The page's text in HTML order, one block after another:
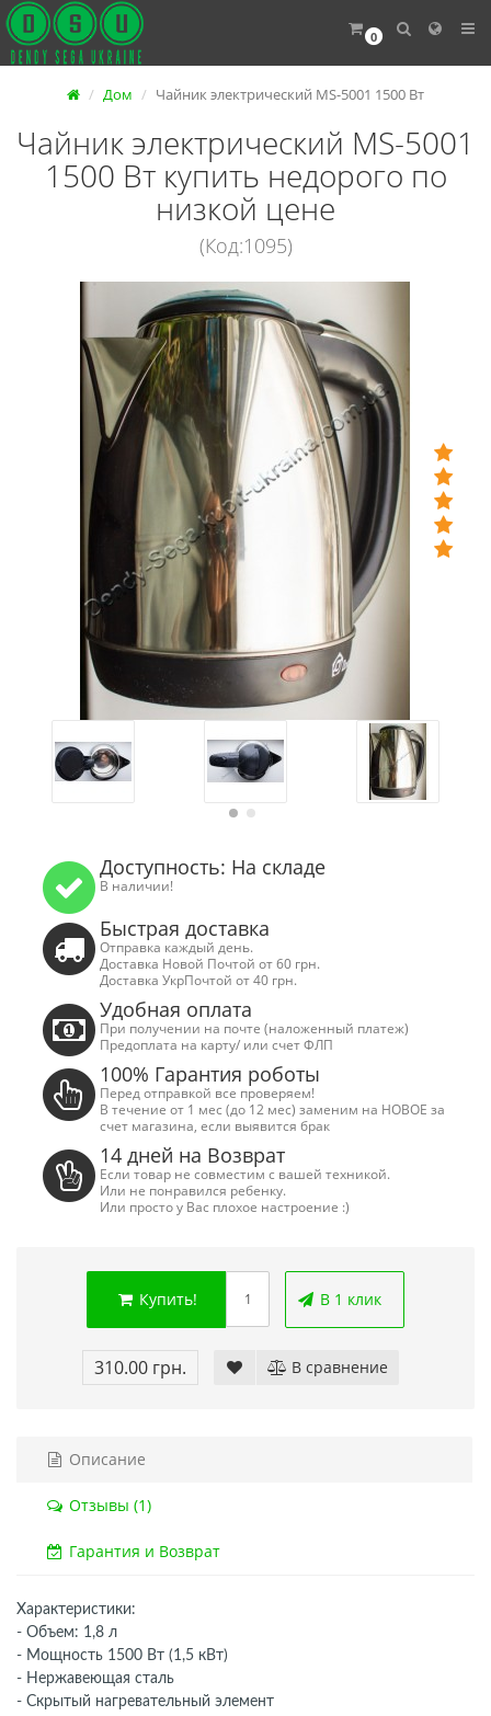
0
Сега Мега Драйв 2 (ОРИГИНАЛЬНОЕ
качество!)
Купить! В 1 клік
Сега МД 1 HD
Дом Чайник электрический MS-5001 1500 Вт
Чайник электрический MS-5001
1500 Вт купить недорого по
низкой цене
(Код:1095)
Доступность: На складе
В наличии!
Быстрая доставка
Отправка каждый день.
Доставка Новой Почтой от 60 грн.
Доставка УкрПочтой от 40 грн.
Удобная оплата
При получении на почте (наложенный платеж)
Предоплата на карту/ или счет ФЛП
100% Гарантия роботы
Перед отправкой все проверяем!
В течение от 1 мес (до 12 мес) заменим на НОВОЕ за
счет магазина, если выявится брак
14 дней на Возврат
Если товар не совместим с вашей техникой.
Или не понравился ребенку.
Или просто у Вас плохое настроение :)
Купить! В 1 клик
310.00 грн. В сравнение
Описание
Отзывы (1)
Гарантия и Возврат
Характеристики:
- Объем: 1,8 л
- Мощность 1500 Вт (1,5 кВт)
- Нержавеющая сталь
- Скрытый нагревательный элемент